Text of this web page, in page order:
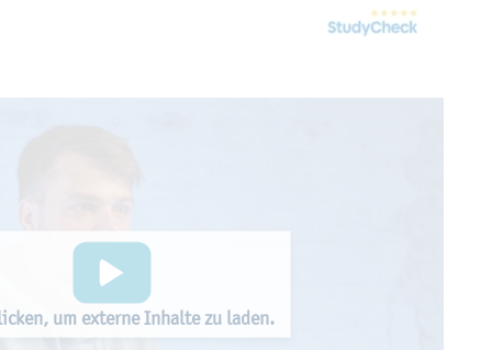
um ex­ter­ne In­hal­te zu laden.